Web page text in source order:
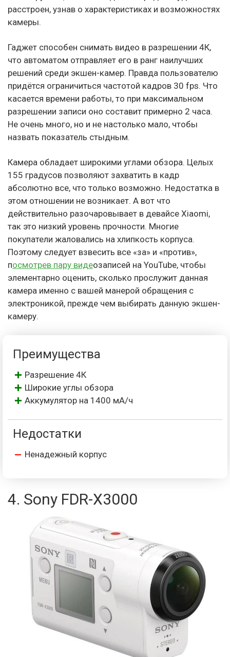
расстроен, узнав о характеристиках и возможностях
камеры.
Гаджет способен снимать видео в разрешении 4К,
что автоматом отправляет его в ранг наилучших
решений среди экшен-камер. Правда пользователю
придётся ограничиться частотой кадров 30 fps. Что
касается времени работы, то при максимальном
разрешении записи оно составит примерно 2 часа.
Не очень много, но и не настолько мало, чтобы
назвать показатель стыдным.
Камера обладает широкими углами обзора. Целых
155 градусов позволяют захватить в кадр
абсолютно все, что только возможно. Недостатка в
этом отношении не возникает. А вот что
действительно разочаровывает в девайсе Xiaomi,
так это низкий уровень прочности. Многие
покупатели жаловались на хлипкость корпуса.
Поэтому следует взвесить все «за» и «против»,
посмотрев пару видеозаписей на YouTube, чтобы
элементарно оценить, сколько прослужит данная
камера именно с вашей манерой обращения с
электроникой, прежде чем выбирать данную экшен-
камеру.
Преимущества
Разрешение 4К
Широкие углы обзора
Аккумулятор на 1400 мА/ч
Недостатки
Ненадежный корпус
4. Sony FDR-X3000